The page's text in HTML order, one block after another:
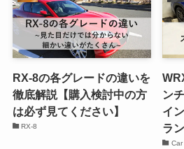
RX-8の各グレードの違いを
徹底解説【購入検討中の方
は必ず見てください】
RX-8
ン
イ
ラ
Car